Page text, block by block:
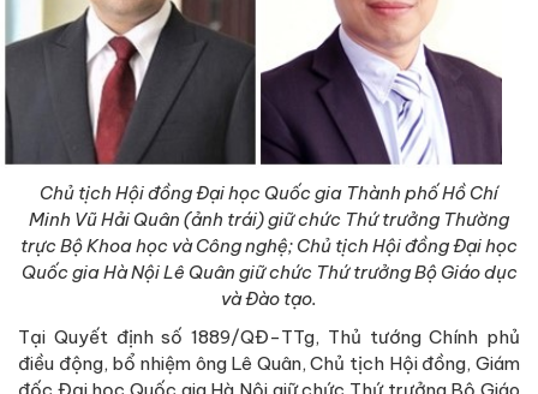
Chủ tịch Hội đồng Đại học Quốc gia Thành phố Hồ Chí
Minh Vũ Hải Quân (ảnh trái) giữ chức Thứ trưởng Thường
trực Bộ Khoa học và Công nghệ; Chủ tịch Hội đồng Đại học
Quốc gia Hà Nội Lê Quân giữ chức Thứ trưởng Bộ Giáo dục
và Đào tạo.
Tại Quyết định số 1889/QĐ-TTg, Thủ tướng Chính phủ
điều động, bổ nhiệm ông Lê Quân, Chủ tịch Hội đồng, Giám